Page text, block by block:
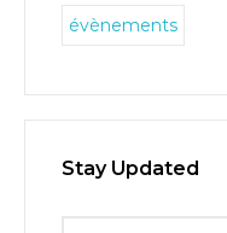
évènements
Stay Updated